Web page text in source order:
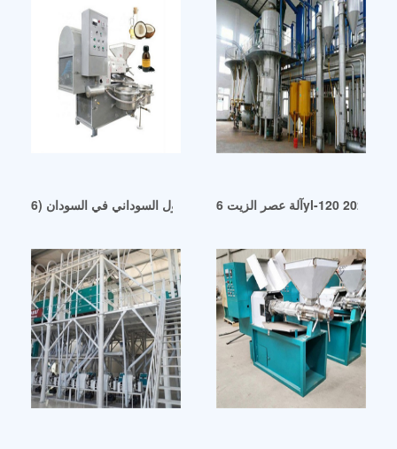
آلة عصر زيت الفول السوداني في السودان (6yl-68 6yl-120)